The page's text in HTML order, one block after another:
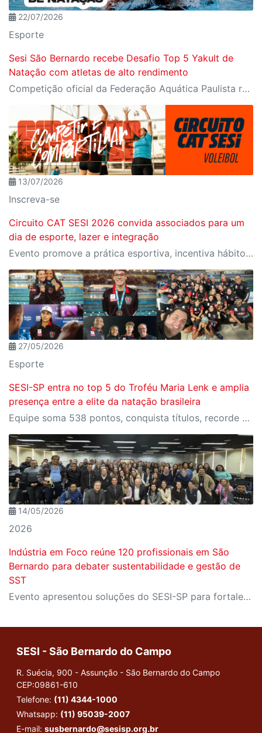
22/07/2026
Esporte
Sesi São Bernardo recebe Desafio Top 5 Yakult de
Natação com atletas de alto rendimento
Competição oficial da Federação Aquática Paulista reúne nadadores de elite em preparação para o Troféu José Finkel
13/07/2026
Inscreva-se
Circuito CAT SESI 2026 convida associados para um
dia de esporte, lazer e integração
Evento promove a prática esportiva, incentiva hábitos saudáveis e fortalece a convivência entre os associados do Sesi-SP em um ambiente de diversão e espírito esportivo
27/05/2026
Esporte
SESI-SP entra no top 5 do Troféu Maria Lenk e amplia
presença entre a elite da natação brasileira
Equipe soma 538 pontos, conquista títulos, recorde nacional e garante atletas no Pan Pacífico Júnior
14/05/2026
2026
Indústria em Foco reúne 120 profissionais em São
Bernardo para debater sustentabilidade e gestão de
SST
Evento apresentou soluções do SESI-SP para fortalecer a saúde, a segurança e a competitividade das indústrias da região
SESI - São Bernardo do Campo
R. Suécia, 900 - Assunção - São Bernardo do Campo
CEP:09861-610
Telefone: (11) 4344-1000
Whatsapp: (11) 95039-2007
E-mail: susbernardo@sesisp.org.br